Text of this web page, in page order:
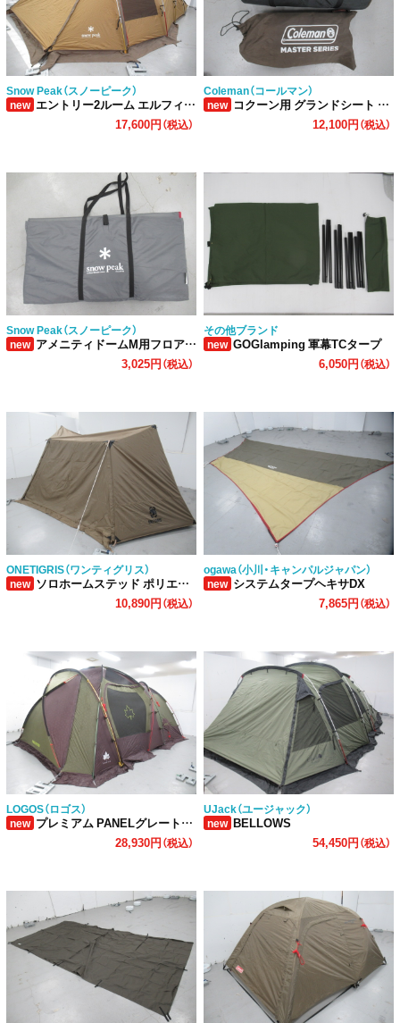
Snow Peak（スノーピーク）
new エントリー2ルーム エルフィールド TP-880
17,600円（税込）
Coleman（コールマン）
new コクーン用 グランドシート リビングフロアカーペット セット
12,100円（税込）
Snow Peak（スノーピーク）
new アメニティドームM用フロアマット
3,025円（税込）
その他ブランド
new GOGlamping 軍幕TCタープ
6,050円（税込）
ONETIGRIS（ワンティグリス）
new ソロホームステッド ポリエステル
10,890円（税込）
ogawa（小川・キャンパルジャパン）
new システムタープヘキサDX
7,865円（税込）
LOGOS（ロゴス）
new プレミアム PANELグレートドゥーブル XL-AF
28,930円（税込）
UJack（ユージャック）
new BELLOWS
54,450円（税込）